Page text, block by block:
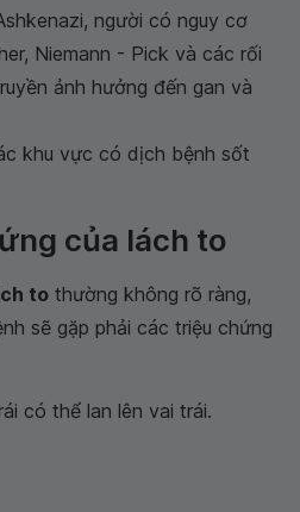
người có nguy cơ
Niemann - Pick và các rối
ảnh hưởng đến gan và
khu vực có dịch bệnh sốt
của lách to
to thường không rõ ràng,
sẽ gặp phải các triệu chứng
có thể lan lên vai trái.